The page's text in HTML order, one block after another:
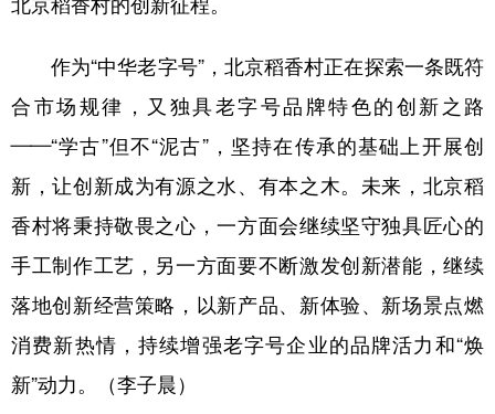
北京稻香村的创新征程。
作为“中华老字号”，北京稻香村正在探索一条既符
合市场规律，又独具老字号品牌特色的创新之路
——“学古”但不“泥古”，坚持在传承的基础上开展创
新，让创新成为有源之水、有本之木。未来，北京稻
香村将秉持敬畏之心，一方面会继续坚守独具匠心的
手工制作工艺，另一方面要不断激发创新潜能，继续
落地创新经营策略，以新产品、新体验、新场景点燃
消费新热情，持续增强老字号企业的品牌活力和“焕
新”动力。（李子晨）